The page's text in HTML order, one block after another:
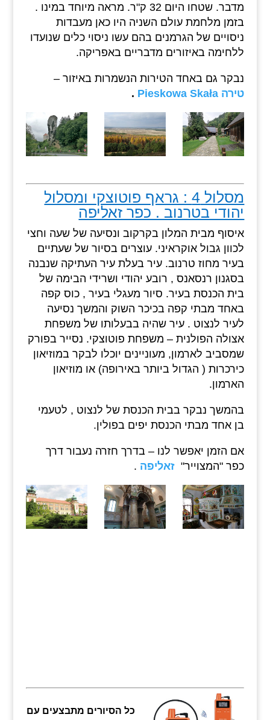
מדבר. שטחו היום 32 ק"ר. מראה מיוחד במינו .
בזמן מלחמת עולם השניה היו כאן מעבדות
ניסויים של הגרמנים בהם עשו ניסוי כלים שנועדו
ללחימה באיזורים מדבריים באפריקה.
נבקר גם באחד הטירות הנשמרות באיזור –
טירה Pieskowa Skała
.
מסלול 4 : גראף פוטוצקי ומסלול
יהודי בטרנוב . כפר זאליפה
איסוף מבית המלון בקרקוב ונסיעה של שעה וחצי
לכוון גבול אוקראיני. עוצרים בסיור של שעתיים
בעיר מחוז טרנוב. עיר בעלת עיר העתיקה שנבנה
בסגנון רנסאנס , רובע יהודי ושרידי הבימה של
בית הכנסת בעיר. סיור מעגלי בעיר , כוס קפה
באחד מבתי קפה בכיכר השוק והמשך נסיעה
לעיר לנצוט . עיר שהיה בבעלותו של משפחת
אצולה הפולנית – משפחת פוטוצקי. נסייר בפורק
שמסביב לארמון, מעוניינים יוכלו לבקר במוזיאון
כירכרות ( הגדול ביותר באירופה) או מוזיאון
הארמון.
בהמשך נבקר בבית הכנסת של לנצוט , לטעמי
בן אחד מבתי הכנסת יפים בפולין.
אם הזמן יאפשר לנו – בדרך חזרה נעבור דרך
כפר "המצוייר" זאליפה .
כל הסיורים מתבצעים עם